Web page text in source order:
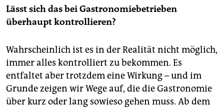
Lässt sich das bei Gastronomiebetrieben
überhaupt kontrollieren?
Wahrscheinlich ist es in der Realität nicht möglich,
immer alles kontrolliert zu bekommen. Es
entfaltet aber trotzdem eine Wirkung – und im
Grunde zeigen wir Wege auf, die die Gastronomie
über kurz oder lang sowieso gehen muss. Ab dem